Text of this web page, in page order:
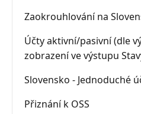
Zaokrouhlování na
Účty aktivní/pasivní (dle
zobrazení ve výstupu
Slovensko - Jednoduché
Přiznání k OSS